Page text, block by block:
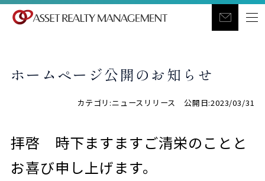
ホームページ公開のお知らせ
カテゴリ:ニュースリリース 公開日:2023/03/31
拝啓 時下ますますご清栄のことと
お喜び申し上げます。